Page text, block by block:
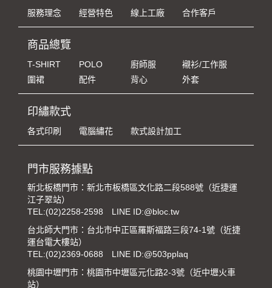
服務理念 經營特色 線上工廠 合作客戶
商品總覽
T-SHIRT POLO 廚師服
襯衫/工作服
圍裙
配件 背心 外套
印繡款式
各式印刷 電腦繡花 款式設計加工
門市服務據點
新北板橋門市：新北市板橋區文化路二段588號（近捷運
江子翠站）
TEL:(02)2258-2598
LINE ID:@bloc.tw
台北師大門市：台北市中正區羅斯福路三段74-1號（近捷
運台電大樓站）
TEL:(02)2369-0688
LINE ID:@503pplaq
桃園中壢門市：桃園市中壢區元化路2-3號（近中壢火車
站）